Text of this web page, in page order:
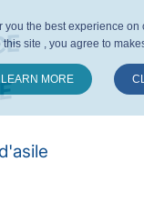
you the best experience
this site , you agree to
LEARN MORE